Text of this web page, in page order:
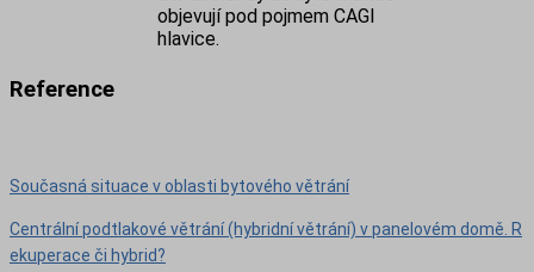
objevují pod pojmem CAGI
hlavice.
Reference
Současná situace v oblasti bytového větrání
Centrální podtlakové větrání (hybridní větrání) v panelovém domě. R
ekuperace či hybrid?